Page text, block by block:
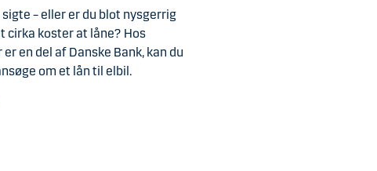
– eller er du blot nysgerrig
cirka koster at låne? Hos
en del af Danske Bank, kan du
om et lån til elbil.